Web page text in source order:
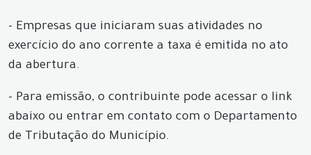
- Empresas que iniciaram suas atividades no
exercício do ano corrente a taxa é emitida no ato
da abertura.
- Para emissão, o contribuinte pode acessar o link
abaixo ou entrar em contato com o Departamento
de Tributação do Município.